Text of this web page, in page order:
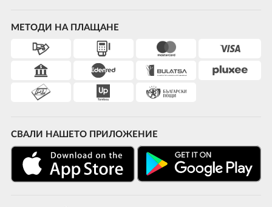
МЕТОДИ НА ПЛАЩАНЕ
СВАЛИ НАШЕТО ПРИЛОЖЕНИЕ